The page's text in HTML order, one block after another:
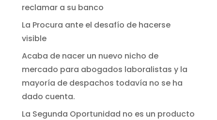
reclamar a su banco
La Procura ante el desafío de hacerse
visible
Acaba de nacer un nuevo nicho de
mercado para abogados laboralistas y la
mayoría de despachos todavía no se ha
dado cuenta.
La Segunda Oportunidad no es un producto